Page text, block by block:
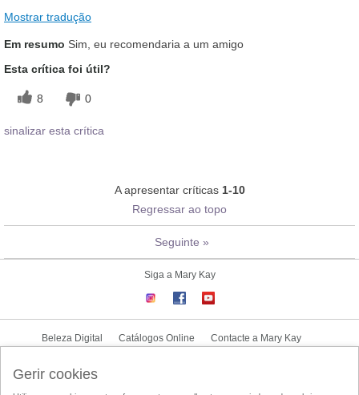
Mostrar tradução
Em resumo Sim, eu recomendaria a um amigo
Esta crítica foi útil?
8 0
sinalizar esta crítica
A apresentar críticas 1-10
Regressar ao topo
Seguinte »
Siga a Mary Kay
Beleza Digital Catálogos Online
Contacte a Mary Kay
Gerir cookies